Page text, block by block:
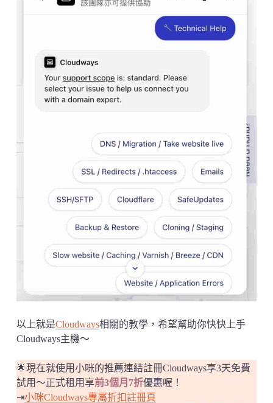
以上就是Cloudways相關的教學，希望幫助你快快上手
Cloudways主機～
🌟現在就使用小咪的推薦連結註冊Cloudways享3天免費
試用～正式租用享前3個月7折優惠喔！
⇥小咪Cloudways專屬折扣註冊頁